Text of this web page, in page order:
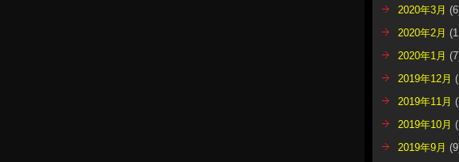
2020年3月
2020年2月
2020年1月
2019年12月
2019年11月
2019年10月
2019年9月